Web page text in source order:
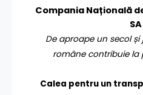
Compania Națională
SA
De aproape un secol
române contribuie la
Calea pentru un